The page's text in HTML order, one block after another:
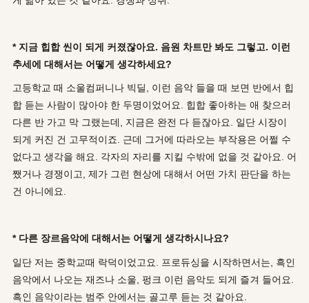
* 지금 힙합 씬이 되게 커졌잖아요. 음원 차트만 봐도 그렇고. 이런
추세에 대해서는 어떻게 생각하세요?
고등학교 때 소울컴퍼니나 빅딜, 이런 음악 들을 때 보면 반에서 힙
합 듣는 사람이 많아야 한 두명이었어요. 힙합 좋아하는 애 찾으러
다른 반 가고 막 그랬는데, 지금은 완전 다 듣잖아요. 일단 시장이
되게 커진 건 고무적이죠. 근데 그거에 따라오는 부작용은 어쩔 수
없다고 생각을 해요. 각자의 자리를 지킬 수밖에 없을 것 같아요. 어
쨌거나 경쟁이고, 제가 그런 현상에 대해서 어떤 가치 판단을 하는
건 아니에요.
* 다른 장르음악에 대해서는 어떻게 생각하시나요?
일단 저는 중학교때 락덕이었고요. 프로듀싱을 시작하면서는, 흑인
음악에서 나오는 재즈나 소울, 펑크 이런 음악도 되게 즐겨 들어요.
흑인 음악이라는 범주 안에서는 골고루 듣는 것 같아요.